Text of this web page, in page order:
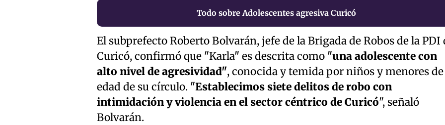
Todo sobre Adolescentes agresiva Curicó
El subprefecto Roberto Bolvarán, jefe de la Brigada de Robos de la PDI
Curicó, confirmó que "Karla" es descrita como "una adolescente con
alto nivel de agresividad", conocida y temida por niños y menores de
edad de su círculo. "Establecimos siete delitos de robo con
intimidación y violencia en el sector céntrico de Curicó", señaló
Bolvarán.